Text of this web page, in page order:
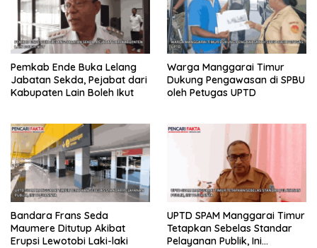
Pemkab Ende Buka Lelang
Jabatan Sekda, Pejabat dari
Kabupaten Lain Boleh Ikut
Warga Manggarai Timur
Dukung Pengawasan di SPBU
oleh Petugas UPTD
Bandara Frans Seda
Maumere Ditutup Akibat
Erupsi Lewotobi Laki-laki
UPTD SPAM Manggarai Timur
Tetapkan Sebelas Standar
Pelayanan Publik, Ini